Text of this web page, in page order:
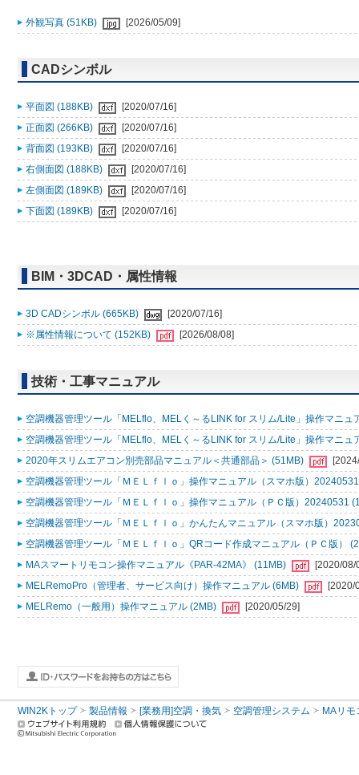
外観写真 (51KB) [2026/05/09]
CADシンボル
平面図 (188KB)
[2020/07/16]
正面図 (266KB)
[2020/07/16]
背面図 (193KB)
[2020/07/16]
右側面図 (188KB)
[2020/07/16]
左側面図 (189KB)
[2020/07/16]
下面図 (189KB)
[2020/07/16]
BIM・3DCAD・属性情報
3D CADシンボル (665KB)
[2020/07/16]
※属性情報について (152KB)
[2026/08/08]
技術・工事マニュアル
空調機器管理ツール「MELflo、MELく～るLINK for スリム/Lite」操作マニュ
空調機器管理ツール「MELflo、MELく～るLINK for スリム/Lite」操作マニュ
2020年スリムエアコン別売部品マニュアル＜共通部品＞ (51MB)
空調機器管理ツール「ＭＥＬｆｌｏ」操作マニュアル（スマホ版）
空調機器管理ツール「ＭＥＬｆｌｏ」操作マニュアル（ＰＣ版）20240531
空調機器管理ツール「ＭＥＬｆｌｏ」かんたんマニュアル（スマホ版）
空調機器管理ツール「ＭＥＬｆｌｏ」QRコード作成マニュアル（ＰＣ版）
MAスマートリモコン操作マニュアル《PAR-42MA》 (11MB)
[2020/08/
MELRemoPro（管理者、サービス向け）操作マニュアル (6MB)
[2020/
MELRemo（一般用）操作マニュアル (2MB)
[2020/05/29]
WIN2Kトップ 製品情報 [業務用]空調・換気 空調管理システム MAリモ